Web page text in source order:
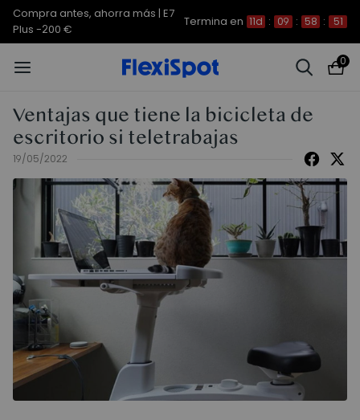
Compra antes, ahorra más | E7
Plus -200 €
Termina en 11d : 09 : 58 : 51
0
Ventajas que tiene la bicicleta de
escritorio si teletrabajas
19/05/2022